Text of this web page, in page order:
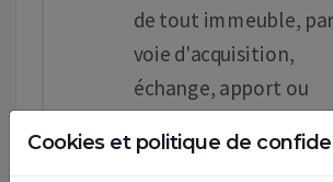
de tout immeuble, par
voie d'acquisition,
échange, apport ou
Siège social :
Cookies et politique de